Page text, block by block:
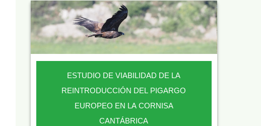
ESTUDIO DE VIABILIDAD DE LA
REINTRODUCCIÓN DEL PIGARGO
EUROPEO EN LA CORNISA
CANTÁBRICA